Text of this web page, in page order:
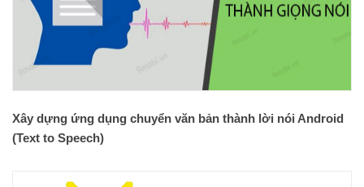
Xây dựng ứng dụng chuyển văn bản thành lời nói Android
(Text to Speech)